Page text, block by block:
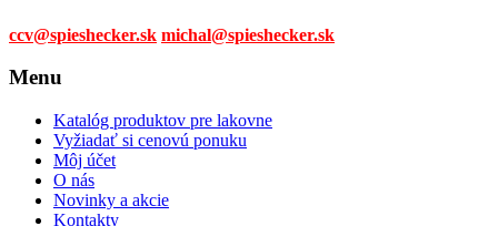
ccv@spieshecker.sk michal@spieshecker.sk
Menu
Katalóg produktov pre lakovne
Vyžiadať si cenovú ponuku
Môj účet
O nás
Novinky a akcie
Kontakty